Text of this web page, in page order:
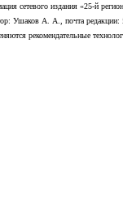
сетевого издания «25-й
Ушаков А. А., почта редакции:
рекомендательные